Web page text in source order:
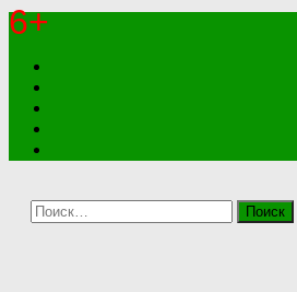
6+
Найти: